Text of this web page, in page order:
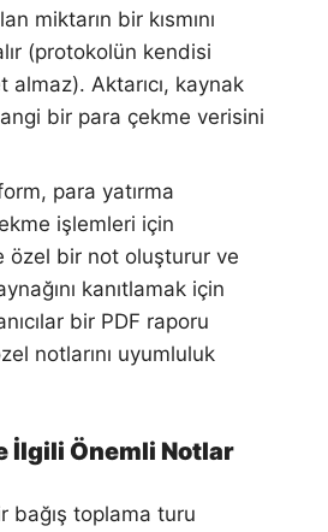
miktarın bir kısmını
(protokolün kendisi
almaz). Aktarıcı, kaynak
bir para çekme verisini
para yatırma
işlemleri için
özel bir not oluşturur ve
kanıtlamak için
bir PDF raporu
notlarını uyumluluk
İlgili Önemli Notlar
bağış toplama turu